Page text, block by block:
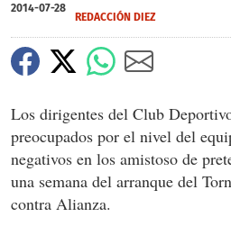
2014-07-28
REDACCIÓN DIEZ
Los dirigentes del Club
preocupados por el nivel del
negativos en los amistoso de
una semana del arranque del
contra Alianza.